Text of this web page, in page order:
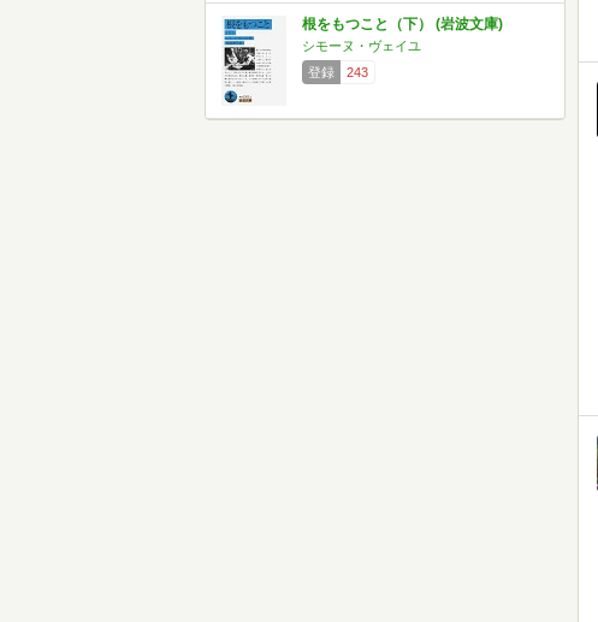
根をもつこと（下） (岩波文庫)
シモーヌ・ヴェイユ
登録
243